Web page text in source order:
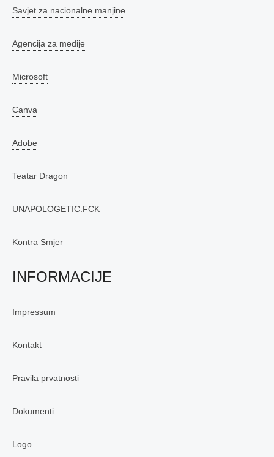
Savjet za nacionalne manjine
Agencija za medije
Microsoft
Canva
Adobe
Teatar Dragon
UNAPOLOGETIC.FCK
Kontra Smjer
INFORMACIJE
Impressum
Kontakt
Pravila prvatnosti
Dokumenti
Logo